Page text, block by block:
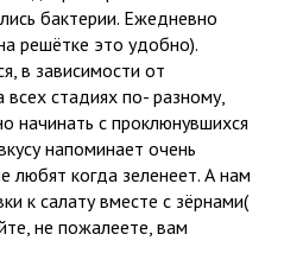
бактерии. Ежедневно
решётке это удобно).
в зависимости от
стадиях по- разному,
начинать с проклюнувшихся
напоминает очень
любят когда зеленеет. А нам
к салату вместе с зёрнами(
не пожалеете, вам